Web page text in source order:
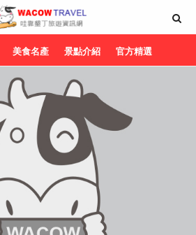
美食名產 景點介紹 官方精選